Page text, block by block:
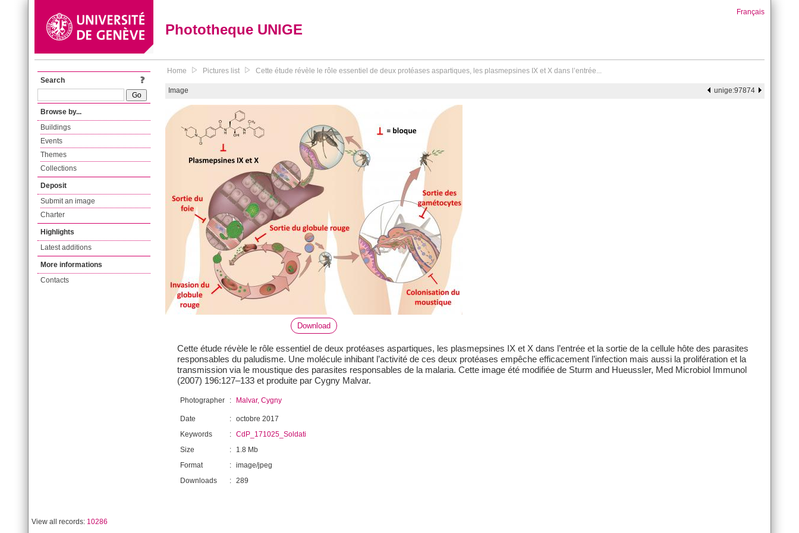
Phototheque UNIGE
Français
Search
Browse by...
Buildings
Events
Themes
Collections
Deposit
Submit an image
Charter
Highlights
Latest additions
More informations
Contacts
Home Pictures list Cette étude révèle le rôle essentiel de deux protéases aspartiques, les plasmepsines IX et X dans l’entrée...
Image unige:97874
Download
Cette étude révèle le rôle essentiel de deux protéases aspartiques, les plasmepsines IX et X dans l’entrée et la sortie de la cellule hôte des parasites
responsables du paludisme. Une molécule inhibant l’activité de ces deux protéases empêche efficacement l’infection mais aussi la prolifération et la
transmission via le moustique des parasites responsables de la malaria. Cette image été modifiée de Sturm and Hueussler, Med Microbiol Immunol
(2007) 196:127–133 et produite par Cygny Malvar.
Photographer : Malvar, Cygny
Date : octobre 2017
Keywords
: CdP_171025_Soldati
Size
:
1.8 Mb
Format
: image/jpeg
Downloads
: 289
View all records: 10286